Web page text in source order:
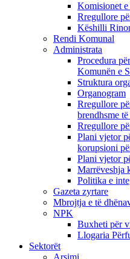
Komisionet
Rregullore
Këshilli
Rendi Komunal
Administrata
Procedura
Komunën e
Struktura
Organogram
Rregullore
brendhsme
Rregullore
Plani vjetor
korupsioni
Plani vjetor
Marrëveshja
Politika e
Gazeta zyrtare
Mbrojtja e të
NPK
Buxheti për
Llogaria
Sektorët
Arsimi